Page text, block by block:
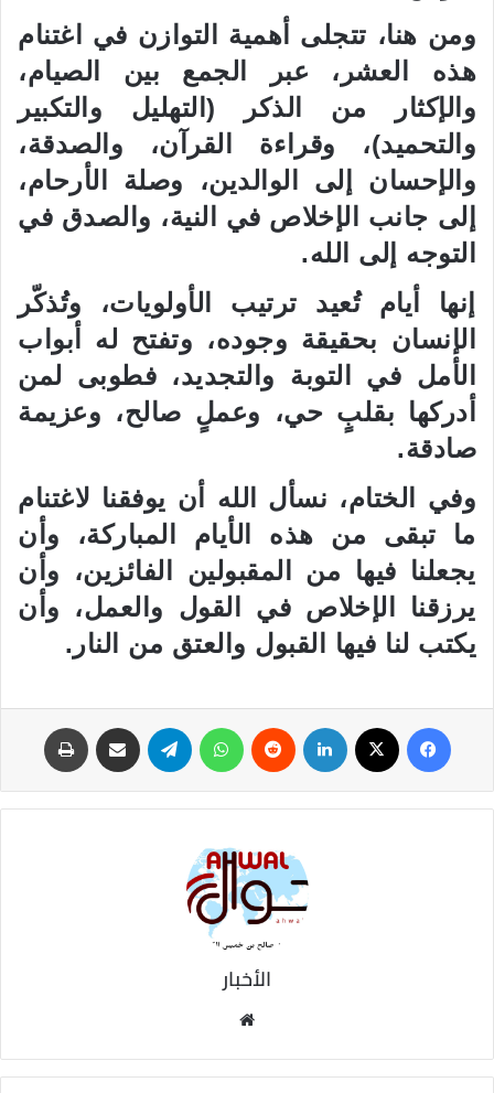
ومن هنا، تتجلى أهمية التوازن في اغتنام
هذه العشر، عبر الجمع بين الصيام،
والإكثار من الذكر (التهليل والتكبير
والتحميد)، وقراءة القرآن، والصدقة،
والإحسان إلى الوالدين، وصلة الأرحام،
إلى جانب الإخلاص في النية، والصدق في
التوجه إلى الله.
إنها أيام تُعيد ترتيب الأولويات، وتُذكّر
الإنسان بحقيقة وجوده، وتفتح له أبواب
الأمل في التوبة والتجديد، فطوبى لمن
أدركها بقلبٍ حي، وعملٍ صالح، وعزيمة
صادقة.
وفي الختام، نسأل الله أن يوفقنا لاغتنام
ما تبقى من هذه الأيام المباركة، وأن
يجعلنا فيها من المقبولين الفائزين، وأن
يرزقنا الإخلاص في القول والعمل، وأن
يكتب لنا فيها القبول والعتق من النار.
الأخبار